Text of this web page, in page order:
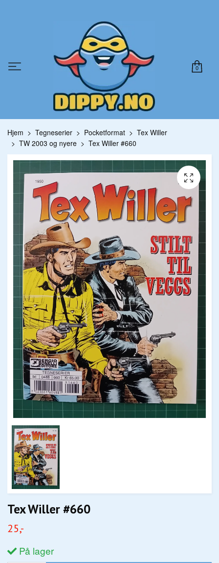
0
Hjem Tegneserier Pocketformat
Tex Willer
TW 2003 og nyere
Tex Willer #660
Tex Willer #660
25,-
På lager